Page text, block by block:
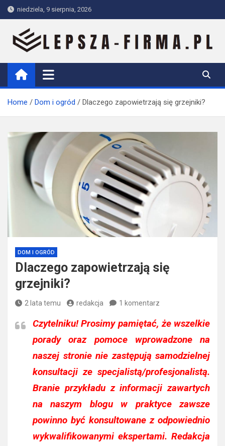
Skip
to
content
niedziela, 9 sierpnia, 2026
Lepsza-firma.pl
Home Dom i ogród Dlaczego zapowietrzają się grzejniki?
DOM I OGRÓD
Dlaczego zapowietrzają się
grzejniki?
2 lata temu redakcja 1 komentarz
Czytelniku!Prosimy pamiętać, że wszelkie
porady oraz pomoce wprowadzone na
naszej stronie nie zastępują samodzielnej
konsultacji ze specjalistą/profesjonalistą.
Branie przykładu z informacji zawartych
na naszym blogu w praktyce zawsze
powinno być konsultowane z odpowiednio
wykwalifikowanymi ekspertami. Redakcja